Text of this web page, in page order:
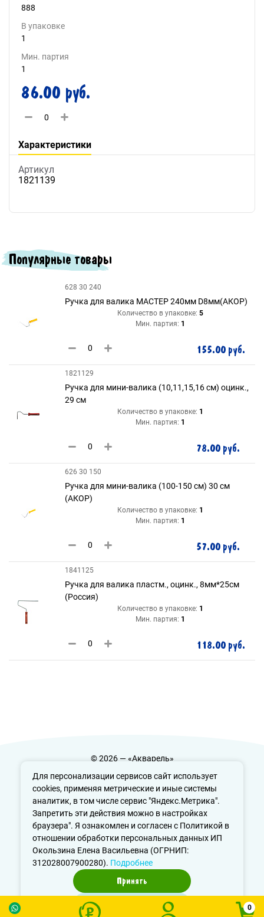
Для персонализации сервисов сайт использует
cookies, применяя метрические и иные системы
аналитик, в том числе сервис "Яндекс.Метрика".
Запретить эти действия можно в настройках
браузера". Я ознакомлен и согласен с Политикой в
отношении обработки персональных данных ИП
Окользина Елена Васильевна (ОГРНИП:
312028007900280). Подробнее
Принять
0
888
В упаковке
1
Мин. партия
1
86.00 руб.
Характеристики
Артикул
1821139
Популярные товары
628 30 240
Ручка для валика МАСТЕР 240мм D8мм(АКОР)
Количество в упаковке: 5
Мин. партия: 1
155.00 руб.
1821129
Ручка для мини-валика (10,11,15,16 см) оцинк.,
29 см
Количество в упаковке: 1
Мин. партия: 1
78.00 руб.
626 30 150
Ручка для мини-валика (100-150 см) 30 см
(АКОР)
Количество в упаковке: 1
Мин. партия: 1
57.00 руб.
1841125
Ручка для валика пластм., оцинк., 8мм*25см
(Россия)
Количество в упаковке: 1
Мин. партия: 1
118.00 руб.
© 2026 — «Акварель»
Политика конфиденциальности